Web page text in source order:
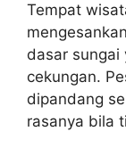
Tempat
dasar sungai
cekungan.
dipandang
rasanya bila